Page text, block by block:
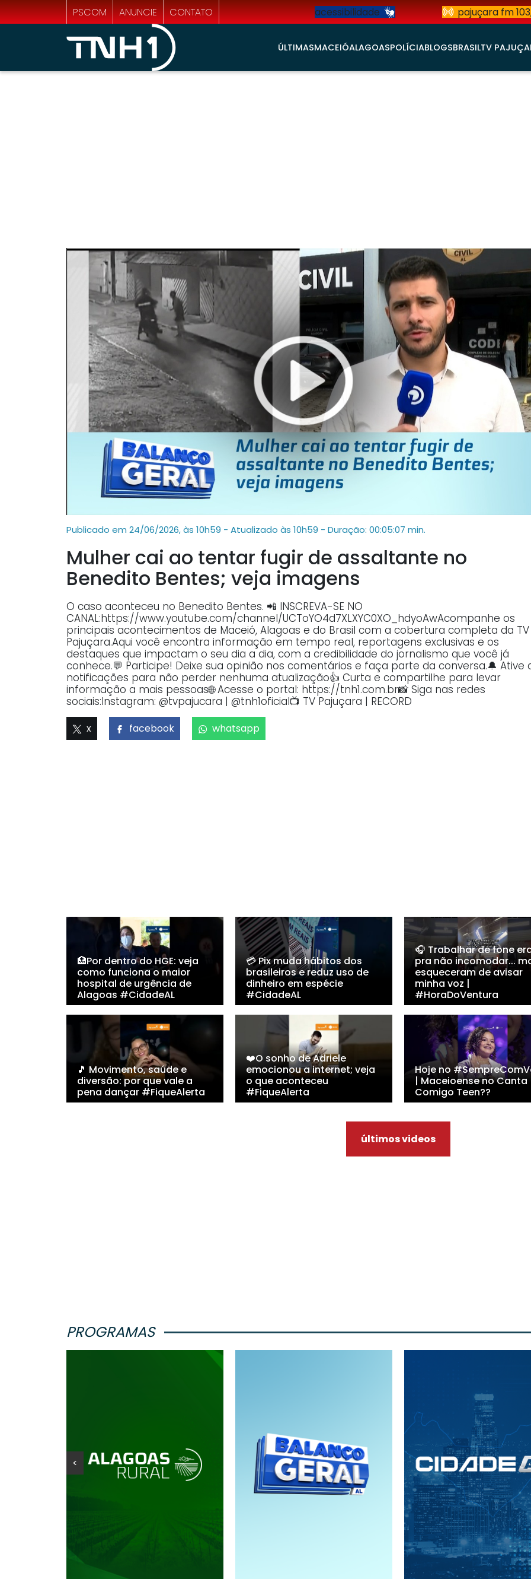
PSCOM ANUNCIE CONTATO acessibilidade pajuçara fm
ÚLTIMASMACEIÓALAGOASPOLÍCIABLOGSBRASILTV
Publicado em 24/06/2026, às 10h59 - Atualizado às 10h59 - Duração: 00:05:07 min.
Mulher cai ao tentar fugir de assaltante no
Benedito Bentes; veja imagens
O caso aconteceu no Benedito Bentes. 📲 INSCREVA-SE NO
CANAL:https://www.youtube.com/channel/UCToYO4d7XLXYC0XO_hdyoAwAcompanhe os
principais acontecimentos de Maceió, Alagoas e do Brasil com a cobertura completa da TV
Pajuçara.Aqui você encontra informação em tempo real, reportagens exclusivas e os
destaques que impactam o seu dia a dia, com a credibilidade do jornalismo que você já
conhece.💬 Participe! Deixe sua opinião nos comentários e faça parte da conversa.🔔 Ative
notificações para não perder nenhuma atualização👍 Curta e compartilhe para levar
informação a mais pessoas🌐 Acesse o portal: https://tnh1.com.br📸 Siga nas redes
sociais:Instagram: @tvpajucara | @tnh1oficial📺 TV Pajuçara | RECORD
x facebook whatsapp
🏥Por dentro do HGE: veja
como funciona o maior
hospital de urgência de
Alagoas #CidadeAL
💳 Pix muda hábitos dos
brasileiros e reduz uso de
dinheiro em espécie
#CidadeAL
🎧 Trabalhar de fone
pra não incomodar...
esqueceram de avisar
minha voz |
#HoraDoVentura
🎵 Movimento, saúde e
diversão: por que vale a
pena dançar #FiqueAlerta
❤️O sonho de Adriele
emocionou a internet; veja
o que aconteceu
#FiqueAlerta
Hoje no
| Maceioense no Canta
Comigo Teen??
últimos videos
PROGRAMAS
<